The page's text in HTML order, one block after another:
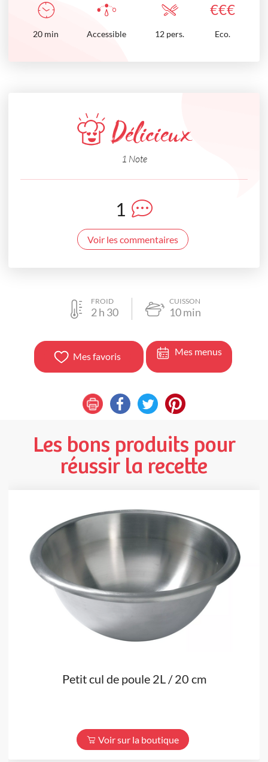
€€€
20 min Accessible 12 pers. Eco.
Délicieux
1 Note
1
Voir les commentaires
FROID
2h 30
CUISSON
10min
Mes favoris Mes menus
Les bons produits pour
réussir la recette
Petit cul de poule 2L / 20 cm
Voir sur la boutique